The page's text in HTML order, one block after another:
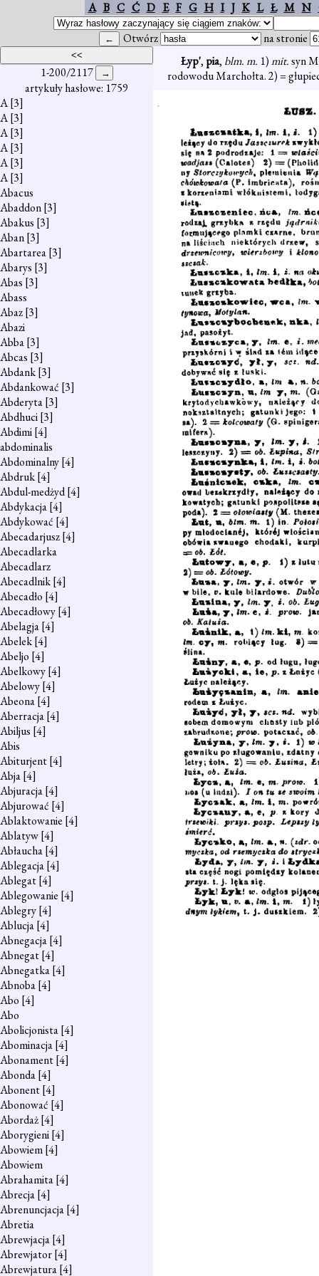
A B C Ć D E F G H I J K L Ł M N
Otwórz na stronie
1-200/2117
artykuły hasłowe: 1759
A[3]
A[3]
A[3]
A[3]
A[3]
A[3]
Abacus
Abaddon[3]
Abakus [3]
Aban[3]
Abartarea[3]
Abarys [3]
Abas [3]
Abass
Abaz[3]
Abazi
Abba[3]
Abcas [3]
Abdank[3]
Abdankować [3]
Abderyta[3]
Abdhuci[3]
Abdimi[4]
abdominalis
Abdominalny[4]
Abdruk[4]
Abdul-medżyd[4]
Abdykacja[4]
Abdykować [4]
Abecadarjusz[4]
Abecadlarka
Abecadlarz
Abecadlnik[4]
Abecadło [4]
Abecadłowy[4]
Abelagja[4]
Abelek[4]
Abeljo [4]
Abelkowy[4]
Abelowy[4]
Abeona[4]
Aberracja[4]
Abiljus [4]
Abis
Abiturjent[4]
Abja[4]
Abjuracja[4]
Abjurować [4]
Ablaktowanie [4]
Ablatyw[4]
Abłaucha[4]
Ablegacja[4]
Ablegat[4]
Ablegowanie [4]
Ablegry[4]
Ablucja[4]
Abnegacja[4]
Abnegat[4]
Abnegatka[4]
Abnoba[4]
Abo [4]
Abo
Abolicjonista[4]
Abominacja[4]
Abonament[4]
Abonda[4]
Abonent[4]
Abonować [4]
Abordaż[4]
Aborygieni[4]
Abowiem[4]
Abowiem
Abrahamita[4]
Abrecja[4]
Abrenuncjacja[4]
Abretia
Abrewjacja[4]
Abrewjator[4]
Abrewjatura[4]
Łyp', pia, blm. m. 1)mit.syn
rodowodu Marchołta. 2) =